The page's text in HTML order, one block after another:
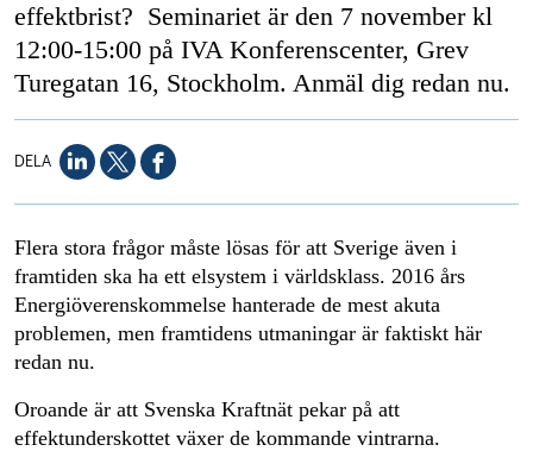
effektbrist? Seminariet är den 7 november kl
12:00-15:00 på IVA Konferenscenter, Grev
Turegatan 16, Stockholm. Anmäl dig redan nu.
DELA
Flera stora frågor måste lösas för att Sverige även i
framtiden ska ha ett elsystem i världsklass. 2016 års
Energiöverenskommelse hanterade de mest akuta
problemen, men framtidens utmaningar är faktiskt här
redan nu.
Oroande är att Svenska Kraftnät pekar på att
effektunderskottet växer de kommande vintrarna.